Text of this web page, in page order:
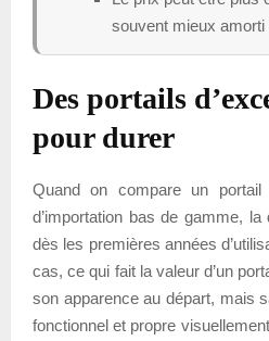
souvent mieux amorti
Des portails
pour durer
Quand on compare un
d’importation bas de gamme,
dès les premières années
cas, ce qui fait la valeur d’un
son apparence au départ, mais
fonctionnel et propre